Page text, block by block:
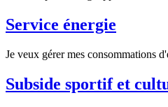
Service énergie
Je veux gérer mes consommations
Subside sportif et